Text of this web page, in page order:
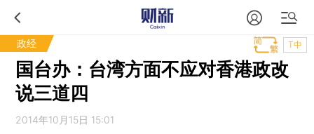
政经 T中
国台办：台湾方面不应对香港政改
说三道四
2014年10月15日 15:01